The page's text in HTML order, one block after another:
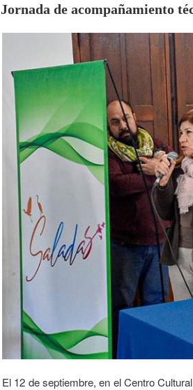
Jornada de acompañamiento
El 12 de septiembre, en el Centro